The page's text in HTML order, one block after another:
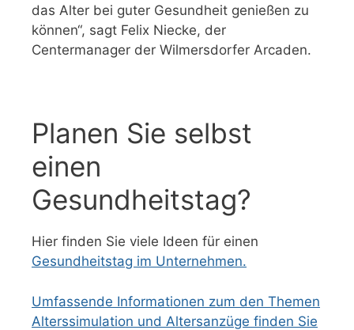
das Alter bei guter Gesundheit genießen zu
können“, sagt Felix Niecke, der
Centermanager der Wilmersdorfer Arcaden.
Planen Sie selbst
einen
Gesundheitstag?
Hier finden Sie viele Ideen für einen
Gesundheitstag im Unternehmen.
Umfassende Informationen zum den Themen
Alterssimulation und Altersanzüge finden Sie